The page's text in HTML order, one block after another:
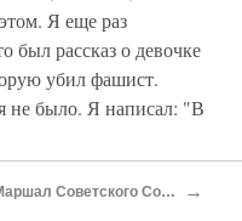
Я еще раз
был рассказ о девочке
убил фашист.
не было. Я написал: "В
о своем отношении
И. X. Баграмян Маршал Советского Союза Гневный миролюбец →